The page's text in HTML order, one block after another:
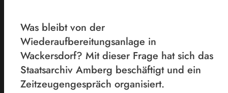
Was bleibt von der
Wiederaufbereitungsanlage in
Wackersdorf? Mit dieser Frage hat sich das
Staatsarchiv Amberg beschäftigt und ein
Zeitzeugengespräch organisiert.